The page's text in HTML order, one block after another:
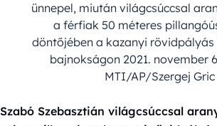
ünnepel, miután világcsúccsal
a férfiak 50 méteres
döntőjében a kazanyi rövidpályás
bajnokságon 2021. november
MTI/AP/Szergej Gric
Szabó Szebasztián világcsúccsal